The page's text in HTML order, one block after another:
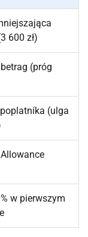
600 zł)
(próg
(ulga
w pierwszym